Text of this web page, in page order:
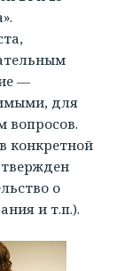
—
для
вопросов.
конкретной
о
и т.п.).